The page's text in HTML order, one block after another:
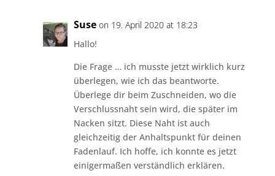
Suse on 19. April 2020 at 18:23
Hallo!
Die Frage … ich musste jetzt wirklich kurz
überlegen, wie ich das beantworte.
Überlege dir beim Zuschneiden, wo die
Verschlussnaht sein wird, die später im
Nacken sitzt. Diese Naht ist auch
gleichzeitig der Anhaltspunkt für deinen
Fadenlauf. Ich hoffe, ich konnte es jetzt
einigermaßen verständlich erklären.